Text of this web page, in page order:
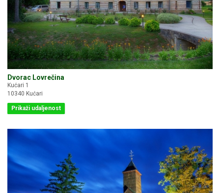
Dvorac Lovrečina
Kućari 1
10340 Kućari
Prikaži udaljenost